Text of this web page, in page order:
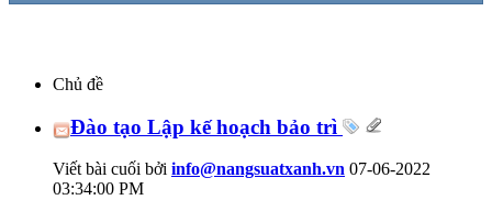
Chủ đề
Đào tạo Lập kế hoạch bảo trì
Viết bài cuối bởi info@nangsuatxanh.vn 07-06-2022
03:34:00 PM